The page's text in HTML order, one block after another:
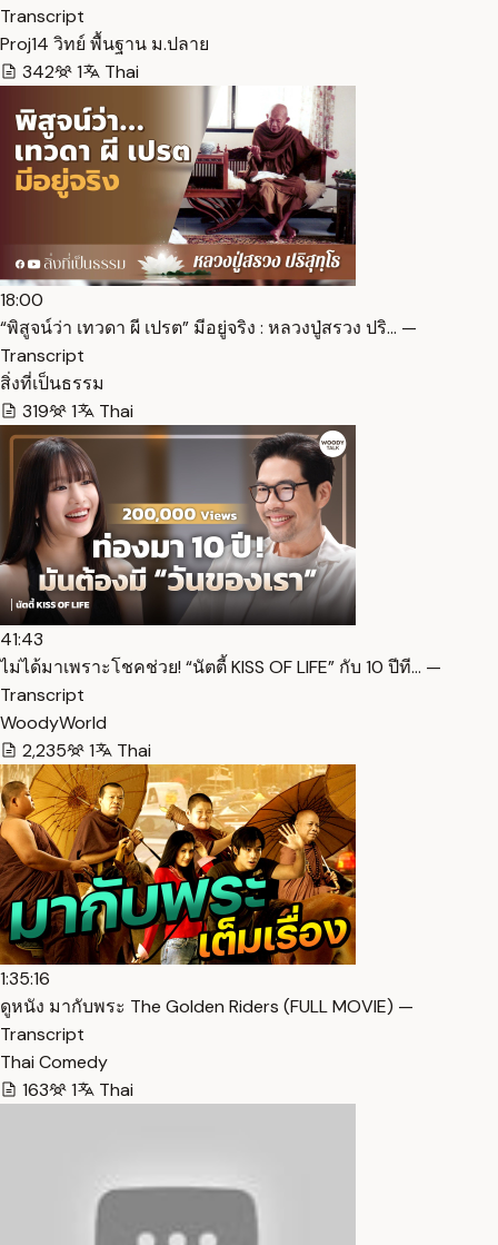
Transcript
Proj14 วิทย์ พื้นฐาน ม.ปลาย
342
1 Thai
18:00
“พิสูจน์ว่า เทวดา ผี เปรต” มีอยู่จริง : หลวงปู่สรวง ปริ… —
Transcript
สิ่งที่เป็นธรรม
319
1 Thai
41:43
ไม่ได้มาเพราะโชคช่วย! “นัตตี้ KISS OF LIFE” กับ 10 ปีที… —
Transcript
WoodyWorld
2,235
1 Thai
1:35:16
ดูหนัง มากับพระ The Golden Riders (FULL MOVIE) —
Transcript
Thai Comedy
163
1 Thai